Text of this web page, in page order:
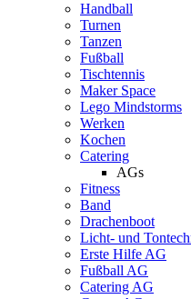
Handball
Turnen
Tanzen
Fußball
Tischtennis
Maker Space
Lego Mindstorms
Werken
Kochen
Catering
AGs
Fitness
Band
Drachenboot
Licht- und
Erste Hilfe AG
Fußball AG
Catering AG